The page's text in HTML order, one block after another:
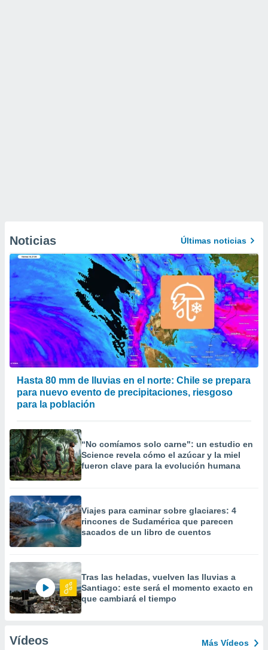
Noticias Últimas noticias
Hasta 80 mm de lluvias en el norte: Chile se prepara
para nuevo evento de precipitaciones, riesgoso
para la población
“No comíamos solo carne": un estudio en
Science revela cómo el azúcar y la miel
fueron clave para la evolución humana
Viajes para caminar sobre glaciares: 4
rincones de Sudamérica que parecen
sacados de un libro de cuentos
Tras las heladas, vuelven las lluvias a
Santiago: este será el momento exacto en
que cambiará el tiempo
Vídeos Más Vídeos